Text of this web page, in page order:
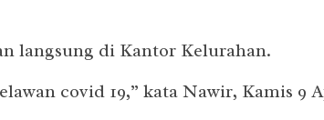
langsung di Kantor Kelurahan.
covid 19,” kata Nawir, Kamis 9